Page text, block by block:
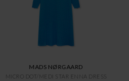
MADS NØRGAARD
MICRO DOT/MEDI STAR ENNA DRESS